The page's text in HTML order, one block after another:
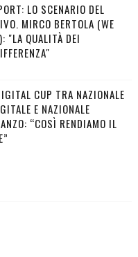
LO SCENARIO DEL
MIRCO BERTOLA (WE
"LA QUALITÀ DEI
CUP TRA NAZIONALE
E NAZIONALE
“COSÌ RENDIAMO IL